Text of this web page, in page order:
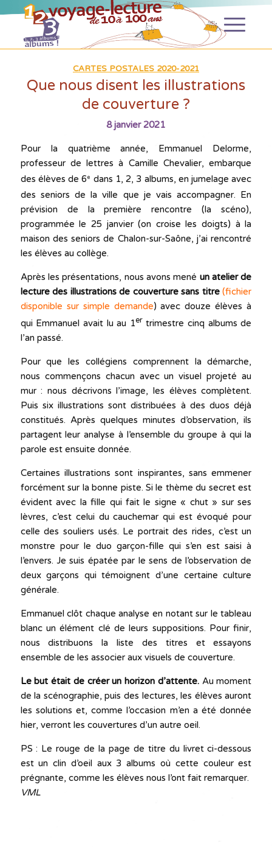
CARTES POSTALES 2020-2021
Que nous disent les illustrations
de couverture ?
8 janvier 2021
Pour la quatrième année, Emmanuel Delorme,
professeur de lettres à Camille Chevalier, embarque
des élèves de 6e dans 1, 2, 3 albums, en jumelage avec
des seniors de la ville que je vais accompagner. En
prévision de la première rencontre (la scéno),
programmée le 25 janvier (on croise les doigts) à la
maison des seniors de Chalon-sur-Saône, j’ai rencontré
les élèves au collège.
Après les présentations, nous avons mené un atelier de
lecture des illustrations de couverture sans titre(fichier
disponible sur simple demande) avec douze élèves à
qui Emmanuel avait lu au 1er trimestre cinq albums de
l’an passé.
Pour que les collégiens comprennent la démarche,
nous commençons chacun avec un visuel projeté au
mur : nous décrivons l’image, les élèves complètent.
Puis six illustrations sont distribuées à des duos déjà
constitués. Après quelques minutes d’observation, ils
partagent leur analyse à l’ensemble du groupe à qui la
parole est ensuite donnée.
Certaines illustrations sont inspirantes, sans emmener
forcément sur la bonne piste. Si le thème du secret est
évident avec la fille qui fait le signe « chut » sur ses
lèvres, c’est celui du cauchemar qui est évoqué pour
celle des souliers usés. Le portrait des rides, c’est un
monstre pour le duo garçon-fille qui s’en est saisi à
l’envers. Je suis épatée par le sens de l’observation de
deux garçons qui témoignent d’une certaine culture
générale.
Emmanuel clôt chaque analyse en notant sur le tableau
blanc un élément clé de leurs suppositions. Pour finir,
nous distribuons la liste des titres et essayons
ensemble de les associer aux visuels de couverture.
Le but était de créer un horizon d’attente.Au moment
de la scénographie, puis des lectures, les élèves auront
les solutions et, comme l’occasion m’en a été donnée
hier, verront les couvertures d’un autre oeil.
PS : Le rouge de la page de titre du livret ci-dessous
est un clin d’oeil aux 3 albums où cette couleur est
prégnante, comme les élèves nous l’ont fait remarquer.
VML